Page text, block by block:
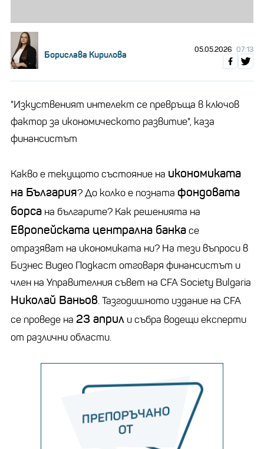
Борислава Кирилова 05.05.2026 07:13
"Изкуственият интелект се превръща в ключов
фактор за икономическото развитие", каза
финансистът
Какво е текущото състояние на икономиката
на България? До колко е позната фондовата
борса на българите? Как решенията на
Европейската централна банкасе
отразяват на икономиката ни? На тези въпроси в
Бизнес Видео Подкаст отговаря финансистът и
член на Управителния съвет на CFA Society Bulgaria
Николай Ваньов. Тазгодишното издание на CFA
се проведе на 23 април и събра водещи експерти
от различни области.